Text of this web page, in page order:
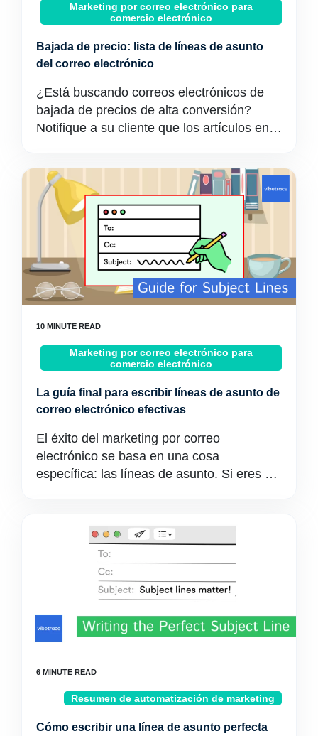
Marketing por correo electrónico para
comercio electrónico
Bajada de precio: lista de líneas de asunto
del correo electrónico
¿Está buscando correos electrónicos de
bajada de precios de alta conversión?
Notifique a su cliente que los artículos en…
Marketing por correo electrónico para
comercio electrónico
La guía final para escribir líneas de asunto de
correo electrónico efectivas
El éxito del marketing por correo
electrónico se basa en una cosa
específica: las líneas de asunto. Si eres …
Resumen de automatización de marketing
Cómo escribir una línea de asunto perfecta